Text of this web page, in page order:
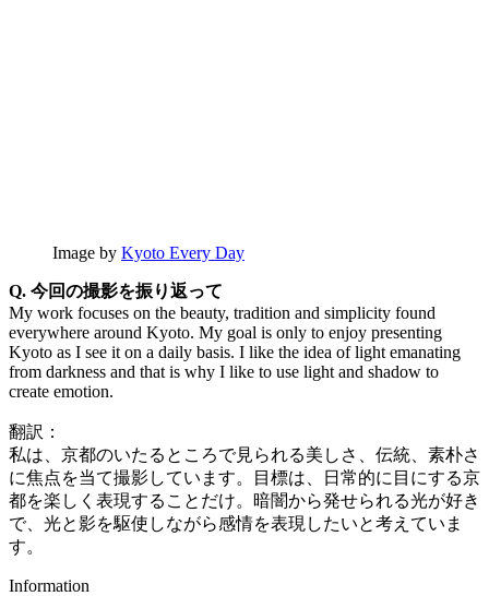
Image by Kyoto Every Day
Q. 今回の撮影を振り返って
My work focuses on the beauty, tradition and simplicity found
everywhere around Kyoto. My goal is only to enjoy presenting
Kyoto as I see it on a daily basis. I like the idea of light emanating
from darkness and that is why I like to use light and shadow to
create emotion.
翻訳：
私は、京都のいたるところで見られる美しさ、伝統、素朴さ
に焦点を当て撮影しています。目標は、日常的に目にする京
都を楽しく表現することだけ。暗闇から発せられる光が好き
で、光と影を駆使しながら感情を表現したいと考えていま
す。
Information